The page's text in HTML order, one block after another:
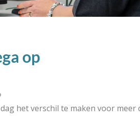
op
het verschil te maken voor meer